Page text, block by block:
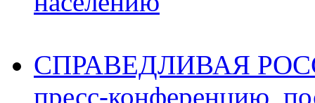
СПРАВЕДЛИВАЯ
пресс-конференцию,